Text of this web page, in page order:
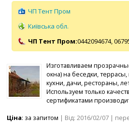
ЧП Тент Пром
Київська обл.
ЧП Тент Пром:0442094674,
Изготавливаем
окна) на беседки,
кухни, дачи, рестораны,
Используем только
сертификатами
Ціна: за запитом | Від: 2016/02/07 |